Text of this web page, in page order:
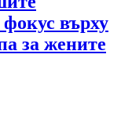
върху
за жените